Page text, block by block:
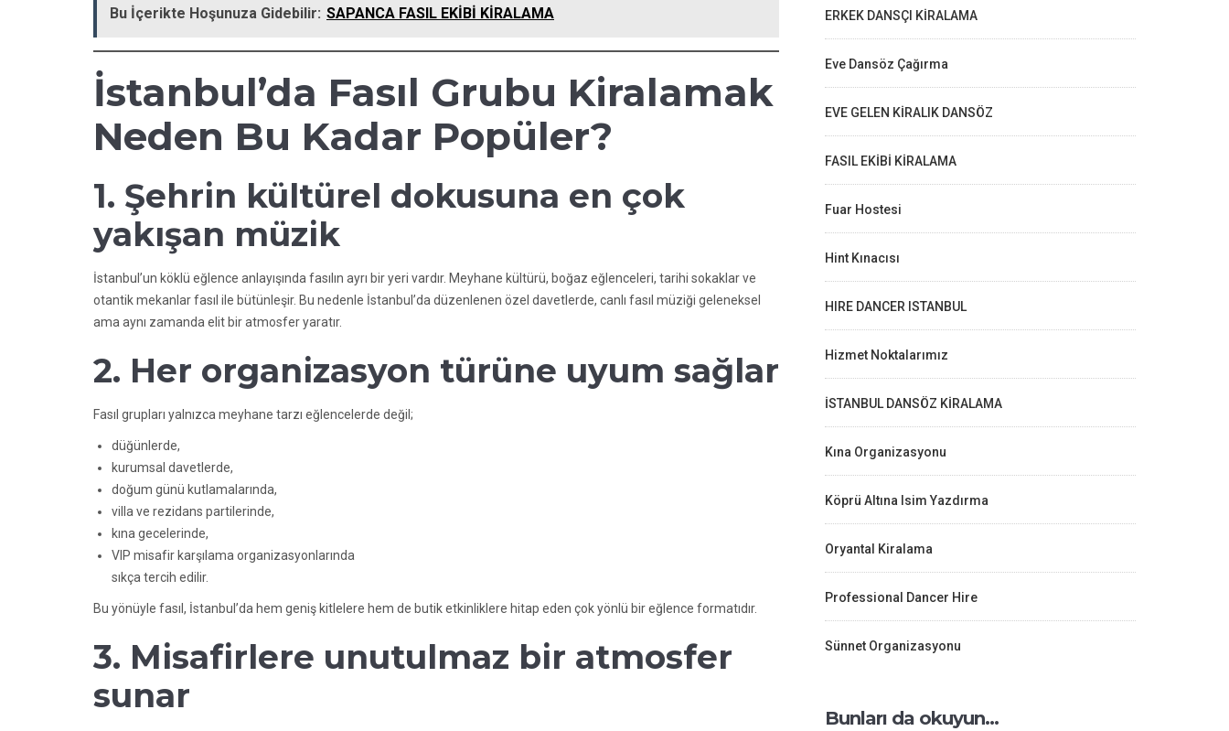
Bu İçerikte Hoşunuza Gidebilir: SAPANCA FASIL EKİBİ KİRALAMA
İstanbul’da Fasıl Grubu Kiralamak
Neden Bu Kadar Popüler?
1. Şehrin kültürel dokusuna en çok
yakışan müzik
İstanbul’un köklü eğlence anlayışında fasılın ayrı bir yeri vardır. Meyhane kültürü, boğaz eğlenceleri, tarihi sokaklar ve
otantik mekanlar fasıl ile bütünleşir. Bu nedenle İstanbul’da düzenlenen özel davetlerde, canlı fasıl müziği geleneksel
ama aynı zamanda elit bir atmosfer yaratır.
2. Her organizasyon türüne uyum sağlar
Fasıl grupları yalnızca meyhane tarzı eğlencelerde değil;
düğünlerde,
kurumsal davetlerde,
doğum günü kutlamalarında,
villa ve rezidans partilerinde,
kına gecelerinde,
VIP misafir karşılama organizasyonlarında
sıkça tercih edilir.
Bu yönüyle fasıl, İstanbul’da hem geniş kitlelere hem de butik etkinliklere hitap eden çok yönlü bir eğlence formatıdır.
3. Misafirlere unutulmaz bir atmosfer
sunar
ERKEK DANSÇI KİRALAMA
Eve Dansöz Çağırma
EVE GELEN KİRALIK DANSÖZ
FASIL EKİBİ KİRALAMA
Fuar Hostesi
Hint Kınacısı
HIRE DANCER ISTANBUL
Hizmet Noktalarımız
İSTANBUL DANSÖZ KİRALAMA
Kına Organizasyonu
Köprü Altına Isim Yazdırma
Oryantal Kiralama
Professional Dancer Hire
Sünnet Organizasyonu
Bunları da okuyun…